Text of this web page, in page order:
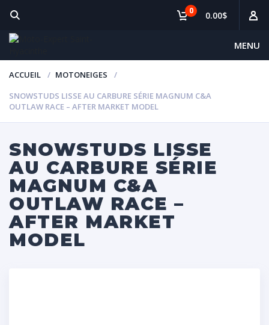
MENU
0 0.00$
ACCUEIL
MOTONEIGES
SNOWSTUDS LISSE AU CARBURE SÉRIE MAGNUM C&A
OUTLAW RACE – AFTER MARKET MODEL
SNOWSTUDS LISSE
AU CARBURE SÉRIE
MAGNUM C&A
OUTLAW RACE –
AFTER MARKET
MODEL